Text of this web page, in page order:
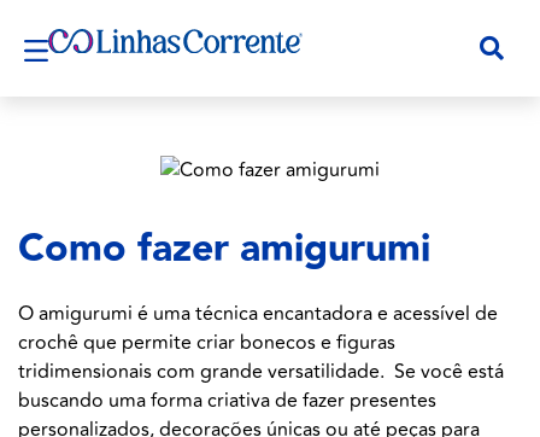
Como fazer amigurumi
O amigurumi é uma técnica encantadora e acessível de
crochê que permite criar bonecos e figuras
tridimensionais com grande versatilidade. Se você está
buscando uma forma criativa de fazer presentes
personalizados, decorações únicas ou até peças para